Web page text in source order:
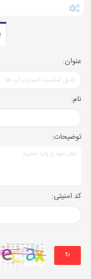
عنوان:
نام:
توضیحات:
کد امنیتی:
↻